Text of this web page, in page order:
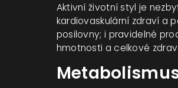
Aktivní životní styl je
kardiovaskulární zdraví a
posilovny; i pravidelné
hmotnosti a celkové